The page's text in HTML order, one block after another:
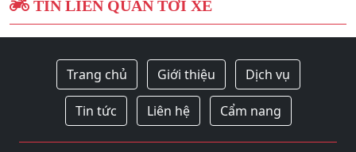
TIN LIÊN QUAN TỚI XE
Trang chủ Giới thiệu Dịch vụ
Tin tức Liên hệ Cẩm nang